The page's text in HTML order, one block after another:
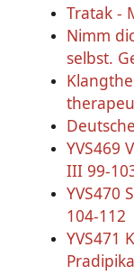
Tratak -
Nimm
selbst.
YVS469
III 99-
YVS470
104-112
YVS471